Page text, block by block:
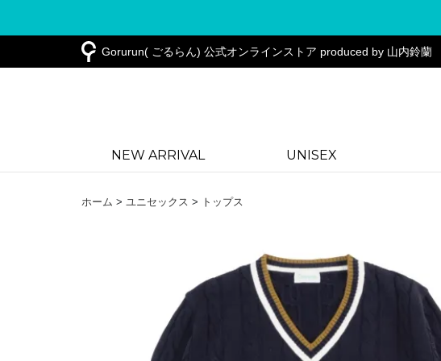
Gorurun( ごるらん) 公式オンラインストア produced by 山内鈴蘭
NEW ARRIVAL UNISEX
ホーム > ユニセックス > トップス